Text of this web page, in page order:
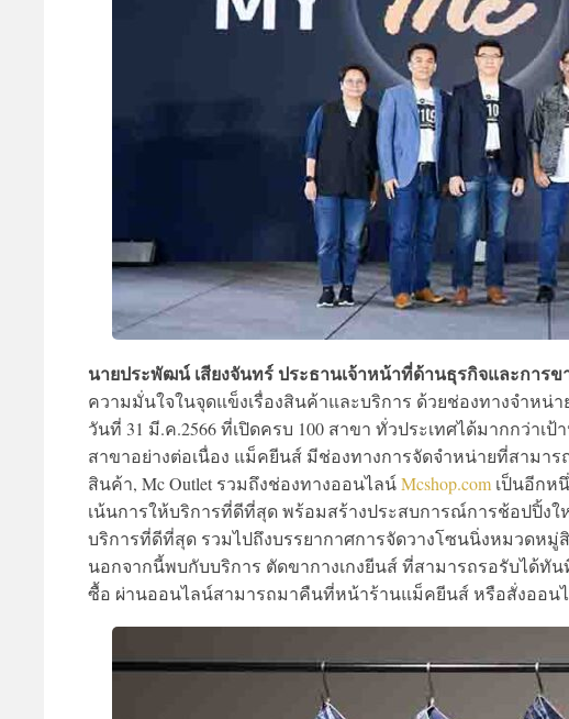
นายประพัฒน์ เสียงจันทร์ ประธานเจ้าหน้าที่ด้านธุรกิจและการ
ความมั่นใจในจุดแข็งเรื่องสินค้าและบริการ ด้วยช่องทางจำหน่
วันที่ 31 มี.ค.2566 ที่เปิดครบ 100 สาขา ทั่วประเทศได้มากกว่า
สาขาอย่างต่อเนื่อง แม็คยีนส์ มีช่องทางการจัดจำหน่ายที่สามา
สินค้า, Mc Outlet รวมถึงช่องทางออนไลน์Mcshop.com เป็นอีกห
เน้นการให้บริการที่ดีที่สุด พร้อมสร้างประสบการณ์การช้อปปิ้ง
บริการที่ดีที่สุด รวมไปถึงบรรยากาศการจัดวางโซนนิ่งหมวดห
นอกจากนี้พบกับบริการ ตัดขากางเกงยีนส์ ที่สามารถรอรับได้
ซื้อ ผ่านออนไลน์สามารถมาคืนที่หน้าร้านแม็คยีนส์ หรือสั่งออน